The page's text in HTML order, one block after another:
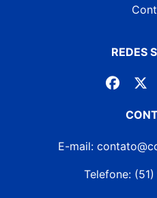
REDES
E-mail:
Telefone: